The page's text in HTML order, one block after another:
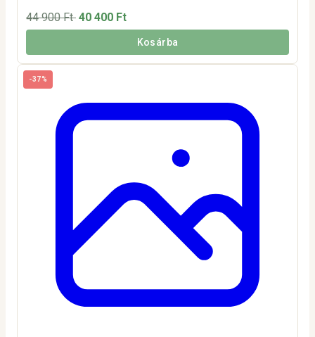
44 900 Ft 40 400 Ft
Kosárba
-37%